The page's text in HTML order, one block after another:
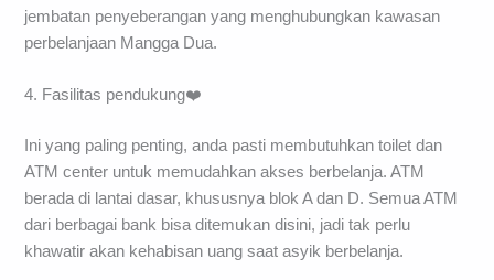
jembatan penyeberangan yang menghubungkan kawasan
perbelanjaan Mangga Dua.
4. Fasilitas pendukung❤️
Ini yang paling penting, anda pasti membutuhkan toilet dan
ATM center untuk memudahkan akses berbelanja. ATM
berada di lantai dasar, khususnya blok A dan D. Semua ATM
dari berbagai bank bisa ditemukan disini, jadi tak perlu
khawatir akan kehabisan uang saat asyik berbelanja.